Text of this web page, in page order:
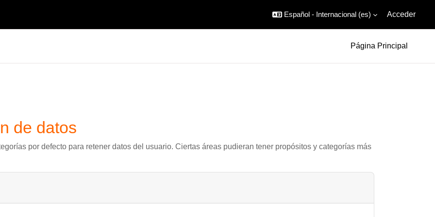
Español - Internacional ‎(es)‎ Acceder
Página Principal
de datos
por defecto para retener datos del usuario. Ciertas áreas pudieran tener propósitos y categorías más